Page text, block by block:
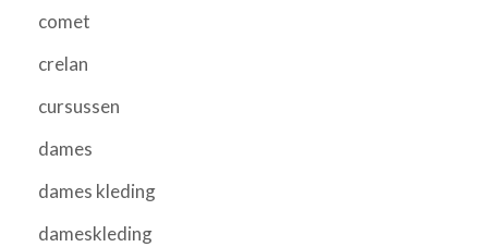
comet
crelan
cursussen
dames
dames kleding
dameskleding